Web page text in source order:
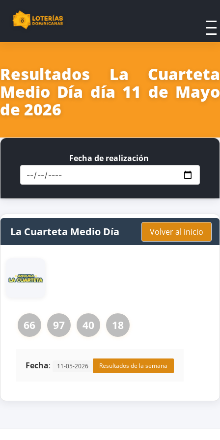
Resultados La Cuarteta
Medio Día día 11 de Mayo
de 2026
Fecha de realización
La Cuarteta Medio Día Volver al inicio
66 97 40 18
Fecha: 11-05-2026 Resultados de la semana